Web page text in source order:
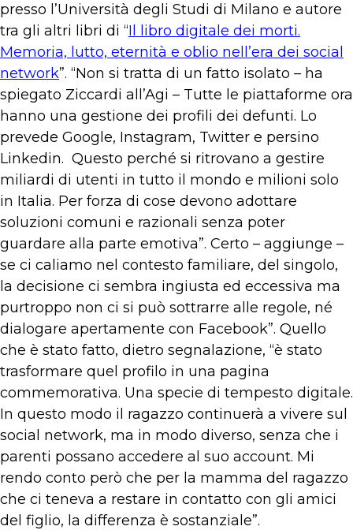
presso l’Università degli Studi di Milano e autore
tra gli altri libri di “Il libro digitale dei morti.
Memoria, lutto, eternità e oblio nell’era dei social
network”. “Non si tratta di un fatto isolato – ha
spiegato Ziccardi all’Agi – Tutte le piattaforme ora
hanno una gestione dei profili dei defunti. Lo
prevede Google, Instagram, Twitter e persino
Linkedin. Questo perché si ritrovano a gestire
miliardi di utenti in tutto il mondo e milioni solo
in Italia. Per forza di cose devono adottare
soluzioni comuni e razionali senza poter
guardare alla parte emotiva”. Certo – aggiunge –
se ci caliamo nel contesto familiare, del singolo,
la decisione ci sembra ingiusta ed eccessiva ma
purtroppo non ci si può sottrarre alle regole, né
dialogare apertamente con Facebook”. Quello
che è stato fatto, dietro segnalazione, “è stato
trasformare quel profilo in una pagina
commemorativa. Una specie di tempesto digitale.
In questo modo il ragazzo continuerà a vivere sul
social network, ma in modo diverso, senza che i
parenti possano accedere al suo account. Mi
rendo conto però che per la mamma del ragazzo
che ci teneva a restare in contatto con gli amici
del figlio, la differenza è sostanziale”.